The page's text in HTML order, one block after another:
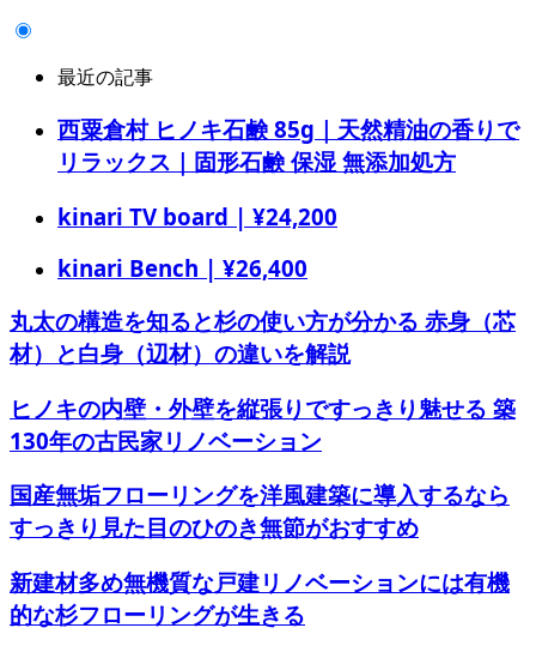
最近の記事
西粟倉村 ヒノキ石鹸 85g｜天然精油の香りで
リラックス｜固形石鹸 保湿 無添加処方
kinari TV board | ¥24,200
kinari Bench | ¥26,400
丸太の構造を知ると杉の使い方が分かる 赤身（芯
材）と白身（辺材）の違いを解説
ヒノキの内壁・外壁を縦張りですっきり魅せる 築
130年の古民家リノベーション
国産無垢フローリングを洋風建築に導入するなら
すっきり見た目のひのき無節がおすすめ
新建材多め無機質な戸建リノベーションには有機
的な杉フローリングが生きる